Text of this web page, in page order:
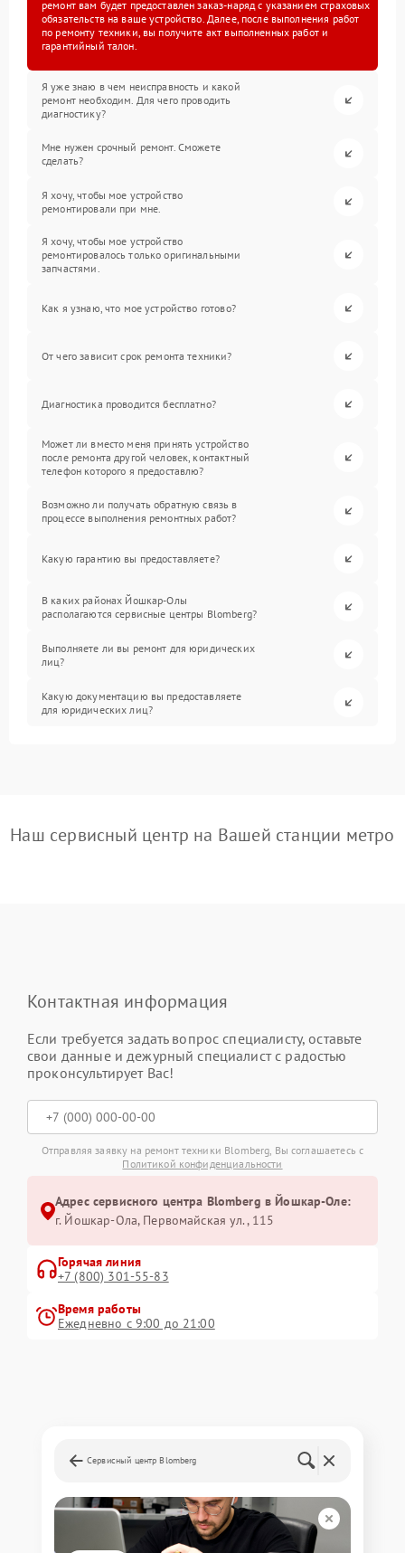
ремонт вам будет предоставлен заказ-наряд с указанием страховых
обязательств на ваше устройство. Далее, после выполнения работ
по ремонту техники, вы получите акт выполненных работ и
гарантийный талон.
Я уже знаю в чем неисправность и какой
ремонт необходим. Для чего проводить
диагностику?
Мне нужен срочный ремонт. Сможете
сделать?
Я хочу, чтобы мое устройство
ремонтировали при мне.
Я хочу, чтобы мое устройство
ремонтировалось только оригинальными
запчастями.
Как я узнаю, что мое устройство готово?
От чего зависит срок ремонта техники?
Диагностика проводится бесплатно?
Может ли вместо меня принять устройство
после ремонта другой человек, контактный
телефон которого я предоставлю?
Возможно ли получать обратную связь в
процессе выполнения ремонтных работ?
Какую гарантию вы предоставляете?
В каких районах Йошкар-Олы
располагаются сервисные центры Blomberg?
Выполняете ли вы ремонт для юридических
лиц?
Какую документацию вы предоставляете
для юридических лиц?
Наш сервисный центр на Вашей станции метро
Контактная информация
Если требуется задать вопрос специалисту, оставьте
свои данные и дежурный специалист с радостью
проконсультирует Вас!
Отправляя заявку на ремонт техники Blomberg, Вы соглашаетесь с
Политикой конфиденциальности
Адрес сервисного центра Blomberg в Йошкар-Оле:
г. Йошкар-Ола, Первомайская ул., 115
Горячая линия
+7 (800) 301-55-83
Время работы
Ежедневно с 9:00 до 21:00
Сервисный центр Blomberg